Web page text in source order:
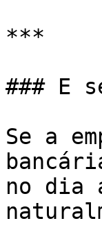
***
### E
Se a
no dia